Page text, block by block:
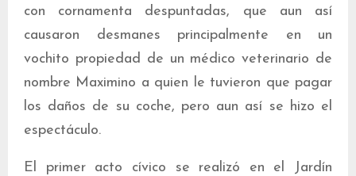
con cornamenta despuntadas, que aun así
causaron desmanes principalmente en un
vochito propiedad de un médico veterinario de
nombre Maximino a quien le tuvieron que pagar
los daños de su coche, pero aun así se hizo el
espectáculo.
El primer acto cívico se realizó en el Jardín